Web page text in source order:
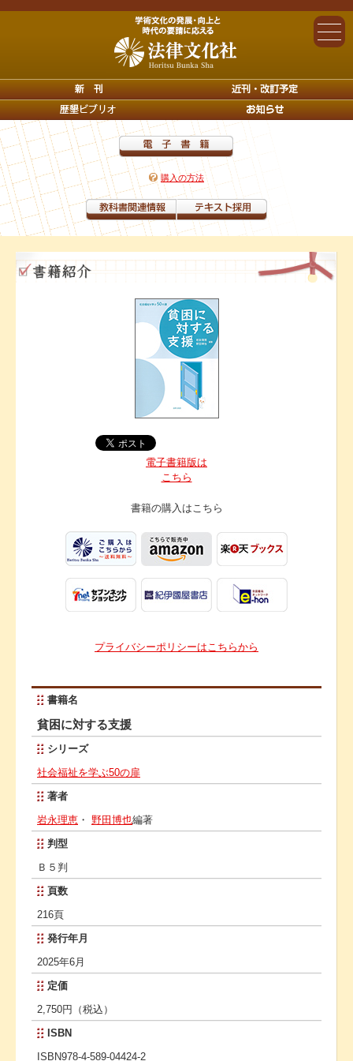
購入の方法
電子書籍版は
こちら
書籍の購入はこちら
プライバシーポリシーはこちらから
書籍名
貧困に対する支援
シリーズ
社会福祉を学ぶ50の扉
著者
岩永理恵 ・ 野田博也編著
判型
Ｂ５判
頁数
216頁
発行年月
2025年6月
定価
2,750円（税込）
ISBN
ISBN978-4-589-04424-2